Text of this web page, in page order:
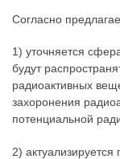
Согласно
1) уточняется
будут
радиоактивных
захоронения
потенциальной
2)